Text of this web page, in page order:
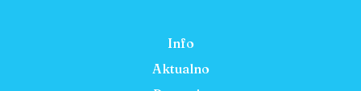
Info
Aktualno